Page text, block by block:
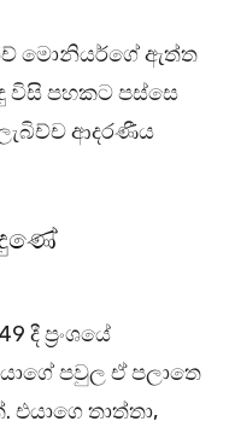
මොනියර්ගේ ඇත්ත
විසි පහකට පස්සෙ
ආදරණීය
දී ප්‍රංශයේ
පවුල ඒ පලාතෙ
තාත්තා,